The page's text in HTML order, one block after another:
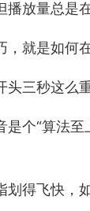
播放量总是
，就是如何
头三秒这么
是个“算法
划得飞快，